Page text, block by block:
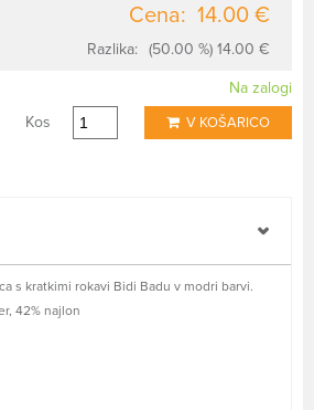
Cena: 14.00 €
Razlika: (50.00 %) 14.00 €
Na zalogi
Kos
V KOŠARICO
s kratkimi rokavi Bidi Badu v modri barvi.
42% najlon